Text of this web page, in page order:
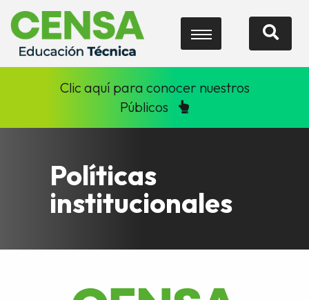
Clic aquí para conocer nuestros
Públicos
Políticas
institucionales